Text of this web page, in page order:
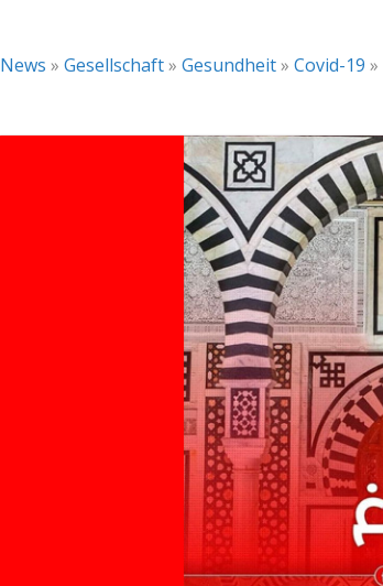
News » Gesellschaft» Gesundheit» Covid-19 »